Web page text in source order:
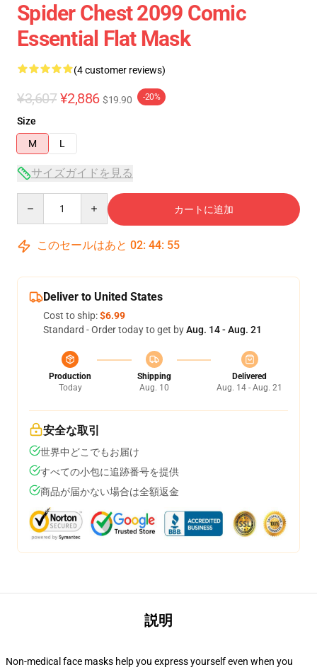
Spider Chest 2099 Comic
Essential Flat Mask
(4 customer reviews)
¥3,607 ¥2,886 $19.90 -20%
Size
M
L
サイズガイドを見る
カートに追加
このセールはあと 02: 44: 54
Deliver to United States
Cost to ship:$6.99
Standard - Order today to get byAug. 14 - Aug. 21
Production
Today
Shipping
Aug. 10
Delivered
Aug. 14 - Aug. 21
安全な取引
世界中どこでもお届け
すべての小包に追跡番号を提供
商品が届かない場合は全額返金
説明
Non-medical face masks help you express yourself even when you